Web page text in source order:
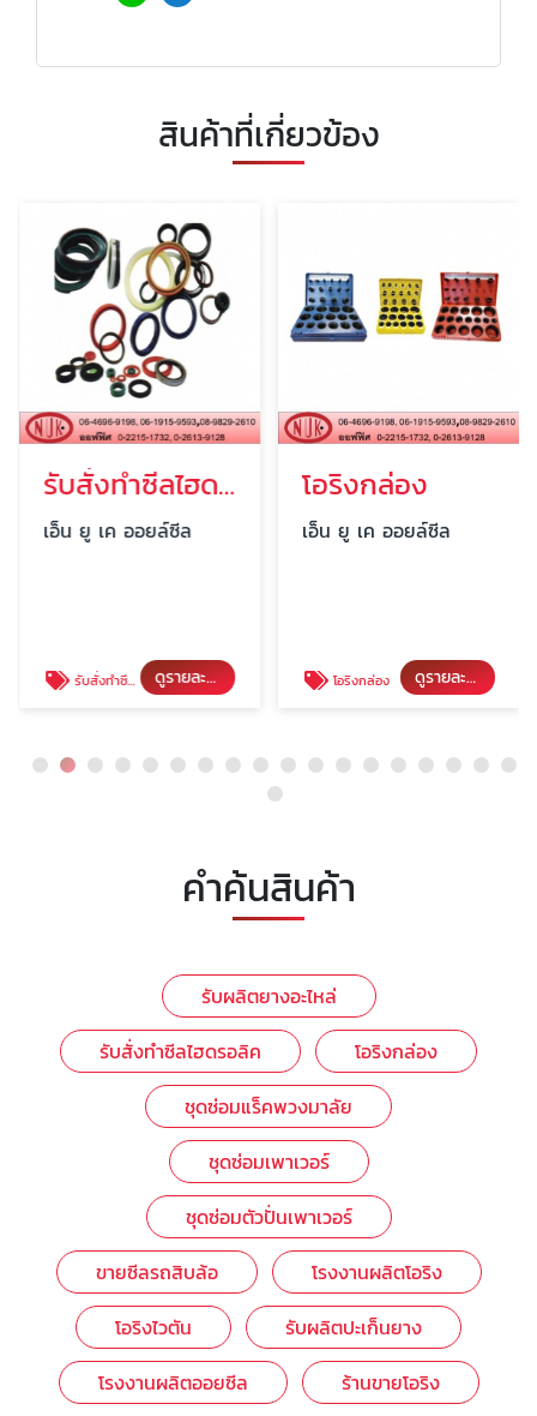
สินค้าที่เกี่ยวข้อง
รับสั่งทำซีลไฮดรอลิค
เอ็น ยู เค ออยล์ซีล
รับสั่งทำซีลไฮดรอลิค ดูรายละเอียด
โอริงกล่อง
เอ็น ยู เค ออยล์ซีล
โอริงกล่อง ดูรายละเอียด
คำค้นสินค้า
รับผลิตยางอะไหล่
รับสั่งทำซีลไฮดรอลิค
โอริงกล่อง
ชุดซ่อมแร็คพวงมาลัย
ชุดซ่อมเพาเวอร์
ชุดซ่อมตัวปั่นเพาเวอร์
ขายซีลรถสิบล้อ
โรงงานผลิตโอริง
โอริงไวตัน
รับผลิตปะเก็นยาง
โรงงานผลิตออยซีล
ร้านขายโอริง